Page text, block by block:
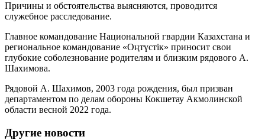
Причины и обстоятельства выясняются, проводится
служебное расследование.
Главное командование Национальной гвардии Казахстана и
региональное командование «Оңтүстік» приносит свои
глубокие соболезнование родителям и близким рядового А.
Шахимова.
Рядовой А. Шахимов, 2003 года рождения, был призван
департаментом по делам обороны Кокшетау Акмолинской
области весной 2022 года.
Другие новости